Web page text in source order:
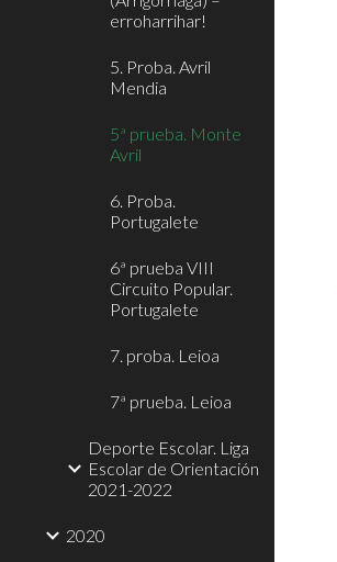
erroharrihar!
5. Proba. Avril
Mendia
5ª prueba. Monte
Avril
6. Proba.
Portugalete
6ª prueba VIII
Circuito Popular.
Portugalete
7. proba. Leioa
7ª prueba. Leioa
Deporte Escolar. Liga
Escolar de Orientación
2021-2022
2020